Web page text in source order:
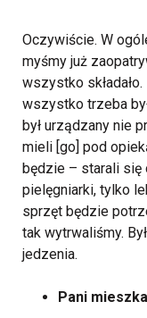
Oczywiście. W
myśmy już
wszystko
wszystko trzeba
był urządzany nie
mieli [go] pod
będzie – starali się
pielęgniarki, tylko
sprzęt będzie
tak wytrwaliśmy.
jedzenia.
Pani